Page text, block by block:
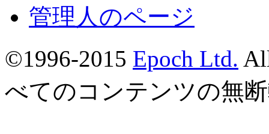
管理人のページ
©1996-2015 Epoch Ltd.
べてのコンテンツの無